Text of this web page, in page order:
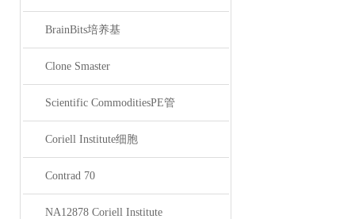
BrainBits培养基
Clone Smaster
Scientific CommoditiesPE管
Coriell Institute细胞
Contrad 70
NA12878 Coriell Institute